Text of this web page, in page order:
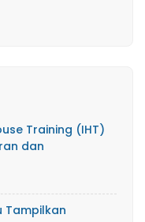
Training (IHT)
dan
Tampilkan